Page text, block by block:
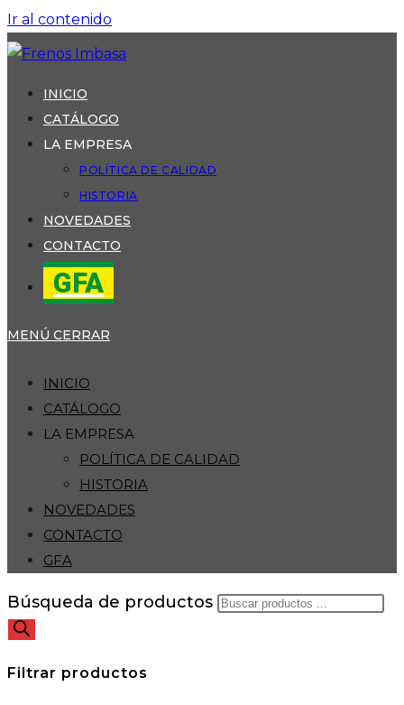
Ir al contenido
INICIO
CATÁLOGO
LA EMPRESA
POLÍTICA DE CALIDAD
HISTORIA
NOVEDADES
CONTACTO
GFA
MENÚ CERRAR
INICIO
CATÁLOGO
LA EMPRESA
POLÍTICA DE CALIDAD
HISTORIA
NOVEDADES
CONTACTO
GFA
Búsqueda de productos
Filtrar productos